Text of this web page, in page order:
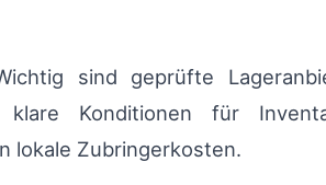
sind geprüfte
Konditionen für
lokale Zubringerkosten.